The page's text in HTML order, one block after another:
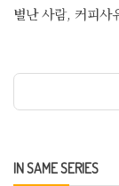
별난 사람, 커피사
IN SAME SERIES